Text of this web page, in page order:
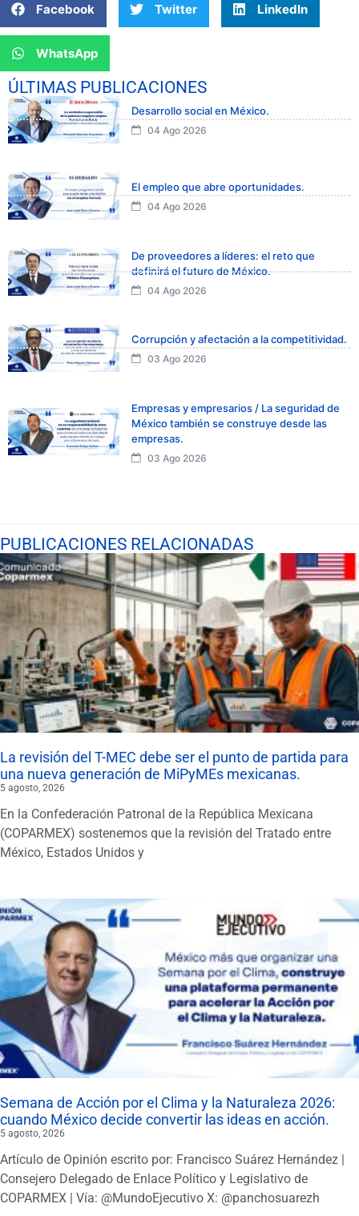
Facebook Twitter LinkedIn
WhatsApp
ÚLTIMAS PUBLICACIONES
Desarrollo social en México.
04 Ago 2026
El empleo que abre oportunidades.
04 Ago 2026
De proveedores a líderes: el reto que
definirá el futuro de México.
04 Ago 2026
Corrupción y afectación a la competitividad.
03 Ago 2026
Empresas y empresarios / La seguridad de
México también se construye desde las
empresas.
03 Ago 2026
PUBLICACIONES RELACIONADAS
La revisión del T-MEC debe ser el punto de partida para
una nueva generación de MiPyMEs mexicanas.
5 agosto, 2026
En la Confederación Patronal de la República Mexicana
(COPARMEX) sostenemos que la revisión del Tratado entre
México, Estados Unidos y
Semana de Acción por el Clima y la Naturaleza 2026:
cuando México decide convertir las ideas en acción.
5 agosto, 2026
Artículo de Opinión escrito por: Francisco Suárez Hernández |
Consejero Delegado de Enlace Político y Legislativo de
COPARMEX | Vía: @MundoEjecutivo X: @panchosuarezh